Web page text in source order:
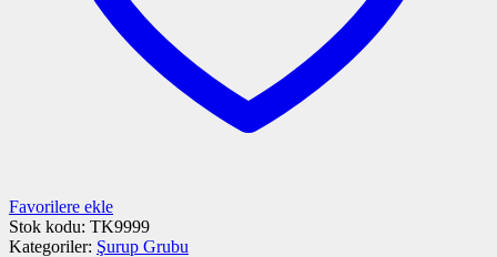
Favorilere ekle
Stok kodu: TK9999
Kategoriler: Şurup Grubu